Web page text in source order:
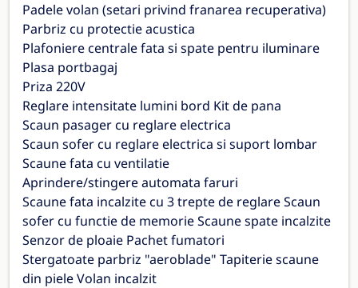
Padele volan (setari privind franarea recuperativa)
Parbriz cu protectie acustica
Plafoniere centrale fata si spate pentru iluminare
Plasa portbagaj
Priza 220V
Reglare intensitate lumini bord Kit de pana
Scaun pasager cu reglare electrica
Scaun sofer cu reglare electrica si suport lombar
Scaune fata cu ventilatie
Aprindere/stingere automata faruri
Scaune fata incalzite cu 3 trepte de reglare Scaun
sofer cu functie de memorie Scaune spate incalzite
Senzor de ploaie Pachet fumatori
Stergatoate parbriz "aeroblade" Tapiterie scaune
din piele Volan incalzit